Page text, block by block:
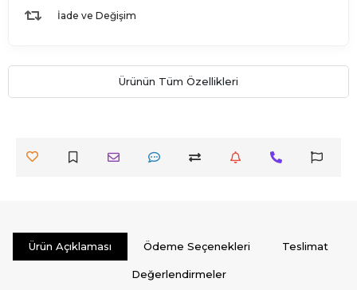
İade ve Değişim
Ürünün Tüm Özellikleri
Ürün Açıklaması Ödeme Seçenekleri Teslimat
Değerlendirmeler